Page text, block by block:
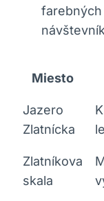
Miesto
Jazero⁢
Zlatnícka
Zlatníkova
skala